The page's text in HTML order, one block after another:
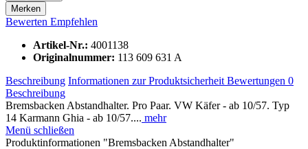
Merken
Bewerten Empfehlen
Artikel-Nr.: 4001138
Originalnummer: 113 609 631 A
Beschreibung Informationen zur Produktsicherheit Bewertungen 0
Beschreibung
Bremsbacken Abstandhalter. Pro Paar. VW Käfer - ab 10/57. Typ
14 Karmann Ghia - ab 10/57.... mehr
Menü schließen
Produktinformationen "Bremsbacken Abstandhalter"